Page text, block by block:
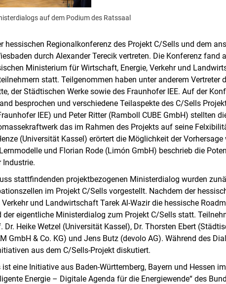
auf dem Podium des Ratssaal
hessischen Regionalkonferenz des Projekt C/Sells und dem
durch Alexander Terecik vertreten. Die Konferenz fand
Ministerium für Wirtschaft, Energie, Verkehr und
statt. Teilgenommen haben unter anderem Vertreter
der Städtischen Werke sowie des Fraunhofer IEE. Auf der
besprochen und verschiedene Teilaspekte des C/Sells
IEE) und Peter Ritter (Ramboll CUBE GmbH) stellten
das im Rahmen des Projekts auf seine
(Universität Kassel) erörtert die Möglichkeit der
und Florian Rode (Limón GmbH) beschrieb die
Industrie.
stattfindenden projektbezogenen Ministerdialog wurden
im Projekt C/Sells vorgestellt. Nachdem der
und Landwirtschaft Tarek Al-Wazir die hessische
der eigentliche Ministerdialog zum Projekt C/Sells statt.
Dr. Heike Wetzel (Universität Kassel), Dr. Thorsten Ebert
GmbH & Co. KG) und Jens Butz (devolo AG). Während des
aus dem C/Sells-Projekt diskutiert.
eine Initiative aus Baden-Württemberg, Bayern und Hessen
Energie – Digitale Agenda für die Energiewende“ des